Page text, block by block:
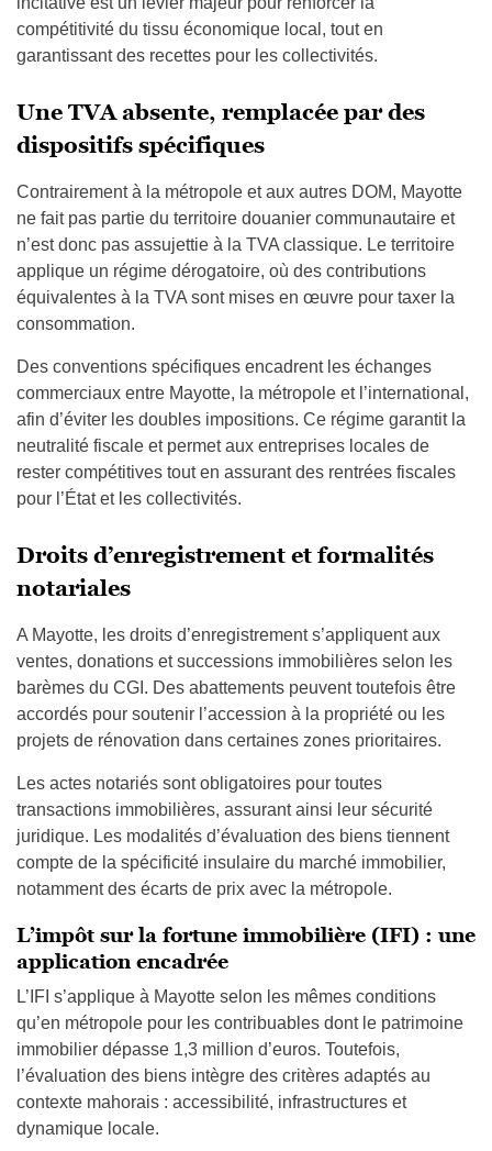
compétitivité du tissu économique local, tout en
garantissant des recettes pour les collectivités.
Une TVA absente, remplacée par des
dispositifs spécifiques
Contrairement à la métropole et aux autres DOM, Mayotte
ne fait pas partie du territoire douanier communautaire et
n’est donc pas assujettie à la TVA classique. Le territoire
applique un régime dérogatoire, où des contributions
équivalentes à la TVA sont mises en œuvre pour taxer la
consommation.
Des conventions spécifiques encadrent les échanges
commerciaux entre Mayotte, la métropole et l’international,
afin d’éviter les doubles impositions. Ce régime garantit la
neutralité fiscale et permet aux entreprises locales de
rester compétitives tout en assurant des rentrées fiscales
pour l’État et les collectivités.
Droits d’enregistrement et formalités
notariales
A Mayotte, les droits d’enregistrement s’appliquent aux
ventes, donations et successions immobilières selon les
barèmes du CGI. Des abattements peuvent toutefois être
accordés pour soutenir l’accession à la propriété ou les
projets de rénovation dans certaines zones prioritaires.
Les actes notariés sont obligatoires pour toutes
transactions immobilières, assurant ainsi leur sécurité
juridique. Les modalités d’évaluation des biens tiennent
compte de la spécificité insulaire du marché immobilier,
notamment des écarts de prix avec la métropole.
L’impôt sur la fortune immobilière (IFI) : une
application encadrée
L’IFI s’applique à Mayotte selon les mêmes conditions
qu’en métropole pour les contribuables dont le patrimoine
immobilier dépasse 1,3 million d’euros. Toutefois,
l’évaluation des biens intègre des critères adaptés au
contexte mahorais : accessibilité, infrastructures et
dynamique locale.